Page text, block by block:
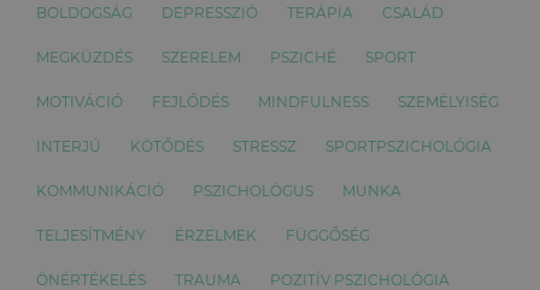
BOLDOGSÁG DEPRESSZIÓ TERÁPIA CSALÁD
MEGKÜZDÉS SZERELEM PSZICHÉ SPORT
MOTIVÁCIÓ FEJLŐDÉS MINDFULNESS SZEMÉLYISÉG
INTERJÚ KÖTŐDÉS STRESSZ SPORTPSZICHOLÓGIA
KOMMUNIKÁCIÓ PSZICHOLÓGUS MUNKA
TELJESÍTMÉNY ÉRZELMEK FÜGGŐSÉG
ÖNÉRTÉKELÉS TRAUMA POZITÍV PSZICHOLÓGIA